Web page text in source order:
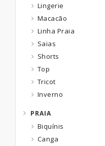
Lingerie
Macacão
Linha Praia
Saias
Shorts
Top
Tricot
Inverno
PRAIA
Biquínis
Canga